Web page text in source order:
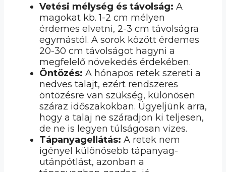
Vetési mélység és távolság: A
magokat kb. 1-2 cm mélyen
érdemes elvetni, 2-3 cm távolságra
egymástól. A sorok között érdemes
20-30 cm távolságot hagyni a
megfelelő növekedés érdekében.
Öntözés: A hónapos retek szereti a
nedves talajt, ezért rendszeres
öntözésre van szükség, különösen
száraz időszakokban. Ügyeljünk arra,
hogy a talaj ne száradjon ki teljesen,
de ne is legyen túlságosan vizes.
Tápanyagellátás: A retek nem
igényel különösebb tápanyag-
utánpótlást, azonban a